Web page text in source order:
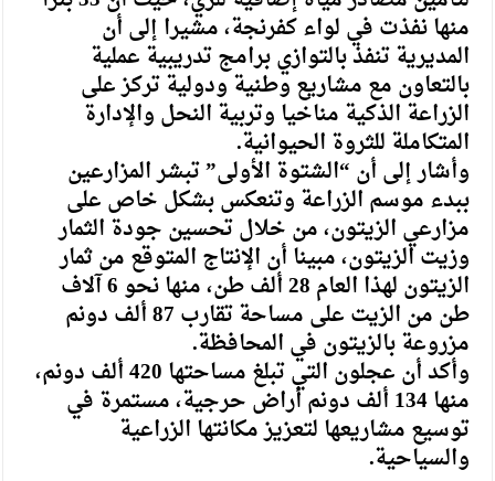
منها نفذت في لواء كفرنجة، مشيرا إلى أن
المديرية تنفذ بالتوازي برامج تدريبية عملية
بالتعاون مع مشاريع وطنية ودولية تركز على
الزراعة الذكية مناخيا وتربية النحل والإدارة
المتكاملة للثروة الحيوانية.
وأشار إلى أن “الشتوة الأولى” تبشر المزارعين
ببدء موسم الزراعة وتنعكس بشكل خاص على
مزارعي الزيتون، من خلال تحسين جودة الثمار
وزيت الزيتون، مبينا أن الإنتاج المتوقع من ثمار
الزيتون لهذا العام 28 ألف طن، منها نحو 6 آلاف
طن من الزيت على مساحة تقارب 87 ألف دونم
مزروعة بالزيتون في المحافظة.
وأكد أن عجلون التي تبلغ مساحتها 420 ألف دونم،
منها 134 ألف دونم أراض حرجية، مستمرة في
توسيع مشاريعها لتعزيز مكانتها الزراعية
والسياحية.